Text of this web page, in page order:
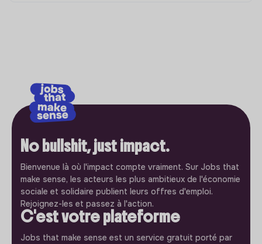
No bullshit, just impact.
Bienvenue là où l'impact compte vraiment. Sur Jobs that
make sense, les acteurs les plus ambitieux de l'économie
sociale et solidaire publient leurs offres d'emploi.
Rejoignez-les et passez à l'action.
C'est votre plateforme
Jobs that make sense est un service gratuit porté par